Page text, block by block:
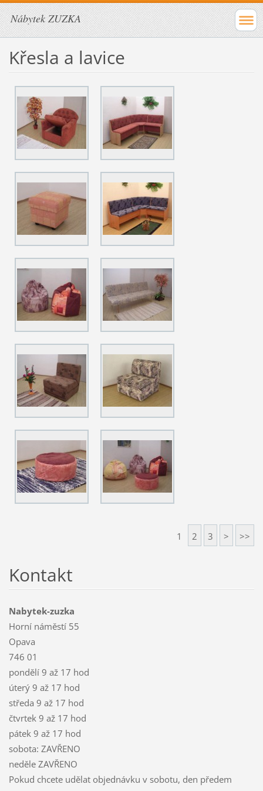
Nábytek ZUZKA
Křesla a lavice
1 2 3 > >>
Kontakt
Nabytek-zuzka
Horní náměstí 55
Opava
746 01
pondělí 9 až 17 hod
úterý 9 až 17 hod
středa 9 až 17 hod
čtvrtek 9 až 17 hod
pátek 9 až 17 hod
sobota: ZAVŘENO
neděle ZAVŘENO
Pokud chcete udělat objednávku v sobotu, den předem